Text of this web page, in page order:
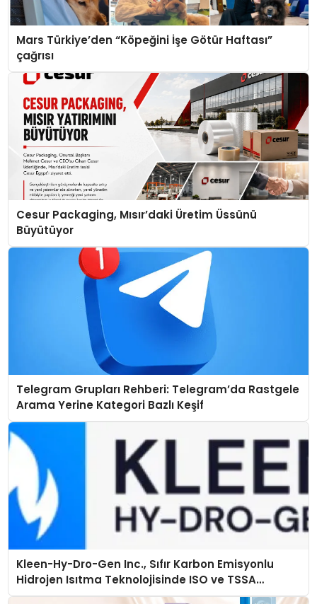
Mars Türkiye’den “Köpeğini İşe Götür Haftası”
çağrısı
Cesur Packaging, Mısır’daki Üretim Üssünü
Büyütüyor
Telegram Grupları Rehberi: Telegram’da Rastgele
Arama Yerine Kategori Bazlı Keşif
Kleen-Hy-Dro-Gen Inc., Sıfır Karbon Emisyonlu
Hidrojen Isıtma Teknolojisinde ISO ve TSSA
Düzenleyici Onaylarını Aldı